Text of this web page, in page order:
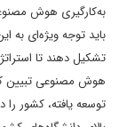
به‌کارگیری هوش
باید توجه ویژه‌ای به
تشکیل دهند تا
هوش مصنوعی تبیین
توسعه یافته، کشور